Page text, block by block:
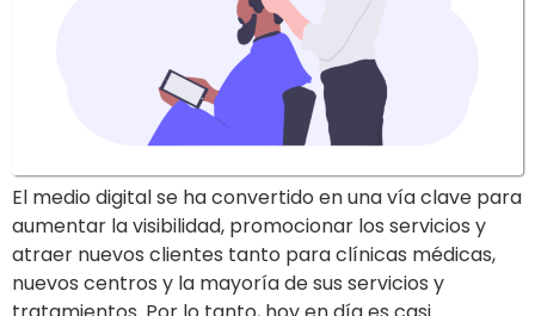
El medio digital se ha convertido en una vía clave para
aumentar la visibilidad, promocionar los servicios y
atraer nuevos clientes tanto para clínicas médicas,
nuevos centros y la mayoría de sus servicios y